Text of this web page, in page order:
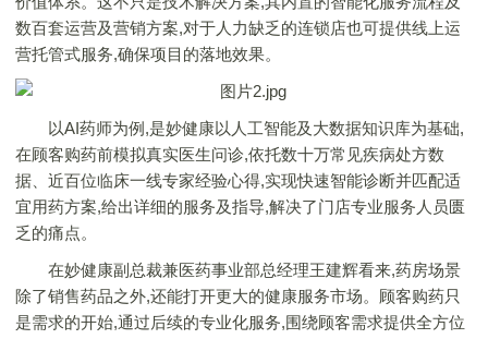
数百套运营及营销方案,对于人力缺乏的连锁店也可提供线上运
营托管式服务,确保项目的落地效果。
以AI药师为例,是妙健康以人工智能及大数据知识库为基础,
在顾客购药前模拟真实医生问诊,依托数十万常见疾病处方数
据、近百位临床一线专家经验心得,实现快速智能诊断并匹配适
宜用药方案,给出详细的服务及指导,解决了门店专业服务人员匮
乏的痛点。
在妙健康副总裁兼医药事业部总经理王建辉看来,药房场景
除了销售药品之外,还能打开更大的健康服务市场。顾客购药只
是需求的开始,通过后续的专业化服务,围绕顾客需求提供全方位